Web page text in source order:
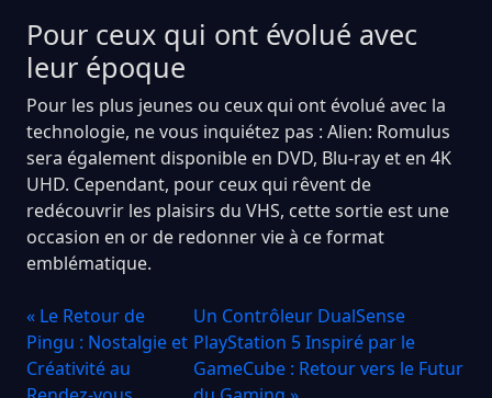
Pour ceux qui ont évolué avec
leur époque
Pour les plus jeunes ou ceux qui ont évolué avec la
technologie, ne vous inquiétez pas : Alien: Romulus
sera également disponible en DVD, Blu-ray et en 4K
UHD. Cependant, pour ceux qui rêvent de
redécouvrir les plaisirs du VHS, cette sortie est une
occasion en or de redonner vie à ce format
emblématique.
« Le Retour de
Pingu : Nostalgie et
Créativité au
Un Contrôleur DualSense
PlayStation 5 Inspiré par le
GameCube : Retour vers le Futur